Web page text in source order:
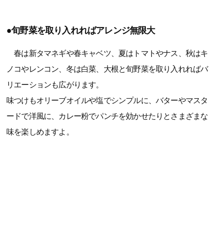
●旬野菜を取り入れればアレンジ無限大
春は新タマネギや春キャベツ、夏はトマトやナス、秋はキ
ノコやレンコン、冬は白菜、大根と旬野菜を取り入れればバ
リエーションも広がります。
味つけもオリーブオイルや塩でシンプルに、バターやマスタ
ードで洋風に、カレー粉でパンチを効かせたりとさまざまな
味を楽しめますよ。